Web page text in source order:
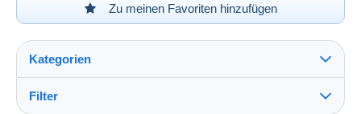
Zu meinen Favoriten hinzufügen
Kategorien
Filter